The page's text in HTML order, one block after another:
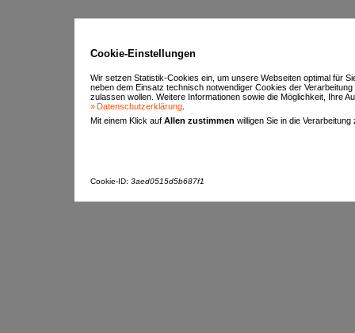
Cookie-Einstellungen
Wir setzen Statistik-Cookies ein, um unsere Webseiten optimal für
neben dem Einsatz technisch notwendiger Cookies der
zulassen wollen. Weitere Informationen sowie die Möglichkeit, Ihre
Datenschutzerklärung
Mit einem Klick auf Allen zustimmen willigen Sie in die
Cookie-ID: 3aed0515d5b687f1